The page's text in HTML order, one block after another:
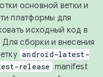
основной ветки и
платформы для
исходный код в
сборки и внесения
android-latest-
release manifest